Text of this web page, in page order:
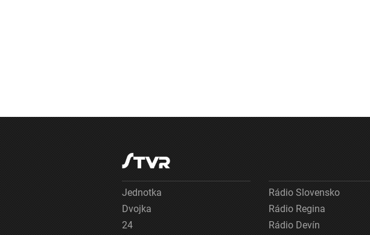
Jednotka
Dvojka
24
Rádio Slovensko
Rádio Regina
Rádio Devín